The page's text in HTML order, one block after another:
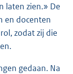
laten zien.» De
en docenten
zodat zij die
gedaan. Na